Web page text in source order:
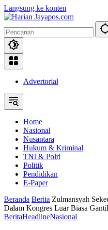
Langsung ke konten
Advertorial
Home
Nasional
Nusantara
Hukum & Kriminal
TNI & Polri
Politik
Pendidikan
E-Paper
Beranda Berita Zulmansyah
Dalam Kongres Luar Biasa
BeritaHeadlineNasional